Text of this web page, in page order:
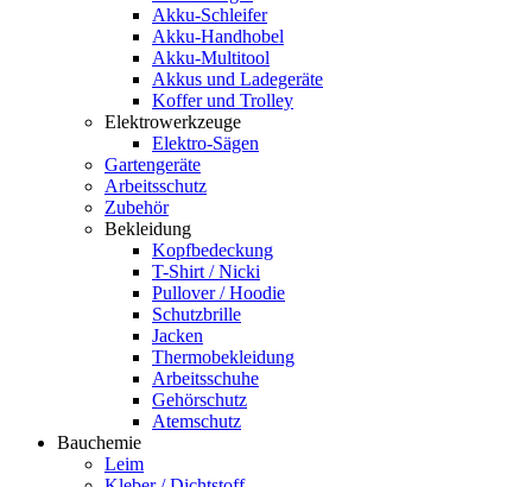
Akku-Schleifer
Akku-Handhobel
Akku-Multitool
Akkus und Ladegeräte
Koffer und Trolley
Elektrowerkzeuge
Elektro-Sägen
Gartengeräte
Arbeitsschutz
Zubehör
Bekleidung
Kopfbedeckung
T-Shirt / Nicki
Pullover / Hoodie
Schutzbrille
Jacken
Thermobekleidung
Arbeitsschuhe
Gehörschutz
Atemschutz
Bauchemie
Leim